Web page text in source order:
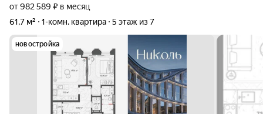
от 982 589 ₽ в месяц
61,7 м²
1-комн. квартира 5 этаж из 7
новостройка